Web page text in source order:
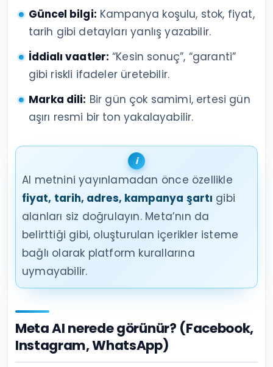
Güncel bilgi: Kampanya koşulu, stok, fiyat,
tarih gibi detayları yanlış yazabilir.
İddialı vaatler: “Kesin sonuç”, “garanti”
gibi riskli ifadeler üretebilir.
Marka dili: Bir gün çok samimi, ertesi gün
aşırı resmi bir ton yakalayabilir.
AI metnini yayınlamadan önce özellikle
fiyat, tarih, adres, kampanya şartı gibi
alanları siz doğrulayın. Meta’nın da
belirttiği gibi, oluşturulan içerikler isteme
bağlı olarak platform kurallarına
uymayabilir.
Meta AI nerede görünür? (Facebook,
Instagram, WhatsApp)